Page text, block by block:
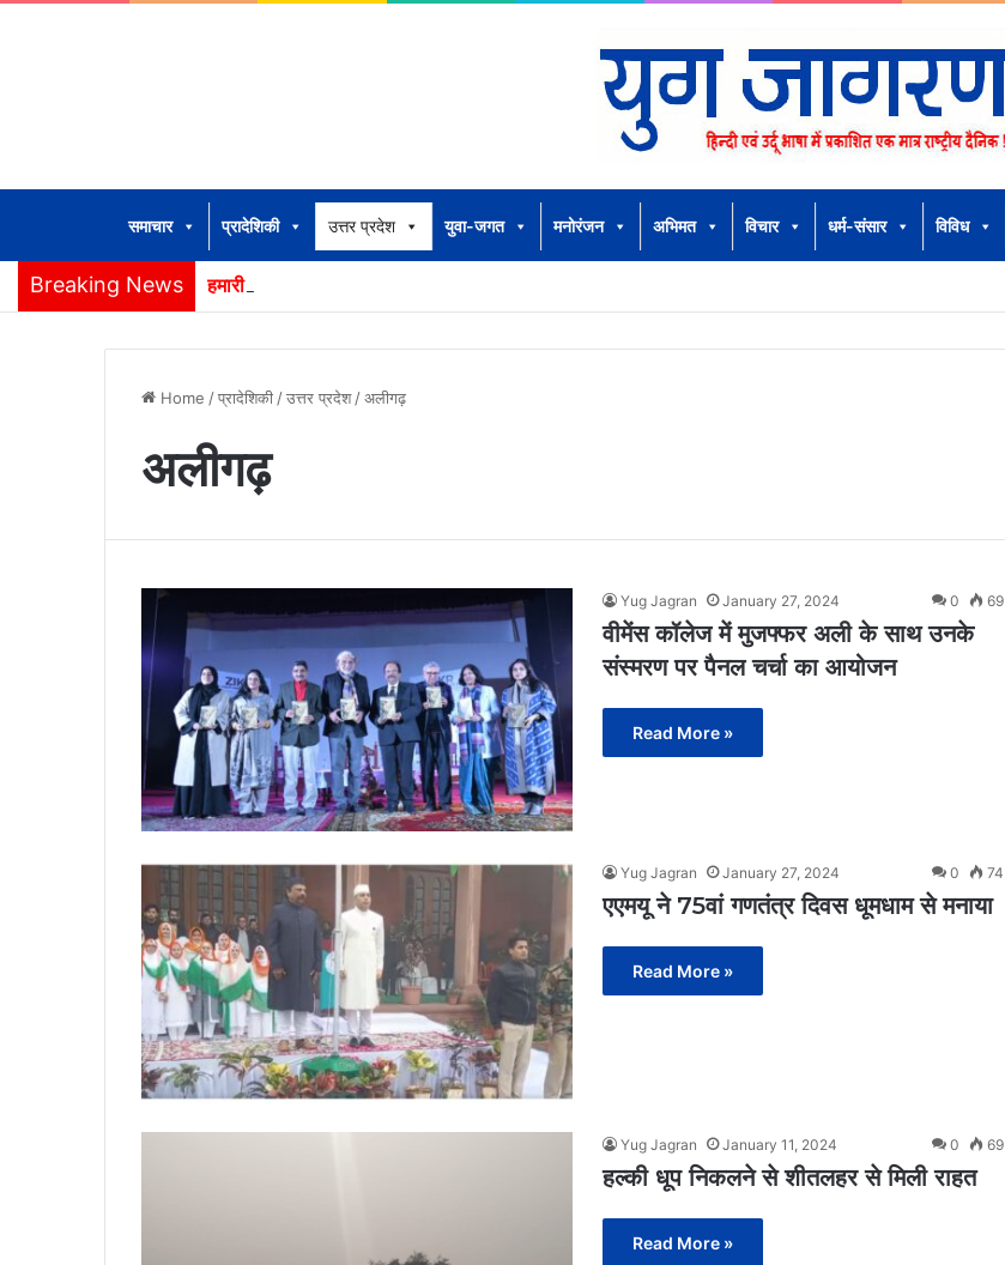
समाचार प्रादेशिकी उत्तर प्रदेश युवा-जगत मनोरंजन अभिमत विचार धर्म-संसार विविध
Breaking News हमारी अपनी कार्यशैली
Home /प्रादेशिकी /उत्तर प्रदेश /अलीगढ़
अलीगढ़
Yug Jagran January 27, 2024 0 69
वीमेंस कॉलेज में मुजफ्फर अली के साथ उनके
संस्मरण पर पैनल चर्चा का आयोजन
Read More »
Yug Jagran January 27, 2024 0 74
एएमयू ने 75वां गणतंत्र दिवस धूमधाम से मनाया
Read More »
Yug Jagran January 11, 2024 0 69
हल्की धूप निकलने से शीतलहर से मिली राहत
Read More »